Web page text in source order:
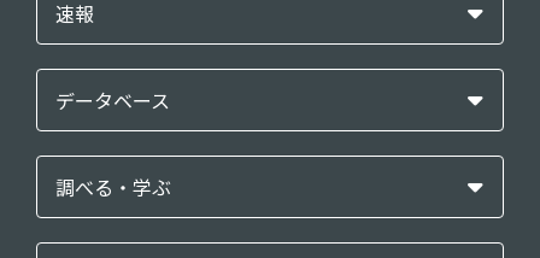
速報
データベース
調べる・学ぶ